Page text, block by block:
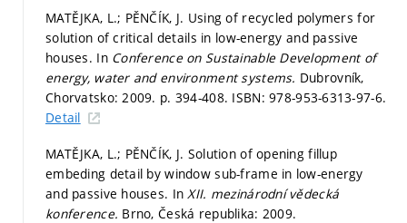
MATĚJKA, L.; PĚNČÍK, J. Using of recycled polymers for
solution of critical details in low-energy and passive
houses. In Conference on Sustainable Development of
energy, water and environment systems. Dubrovník,
Chorvatsko: 2009. p. 394-408. ISBN: 978-953-6313-97-6.
Detail
MATĚJKA, L.; PĚNČÍK, J. Solution of opening fillup
embeding detail by window sub-frame in low-energy
and passive houses. In XII. mezinárodní vědecká
konference. Brno, Česká republika: 2009.